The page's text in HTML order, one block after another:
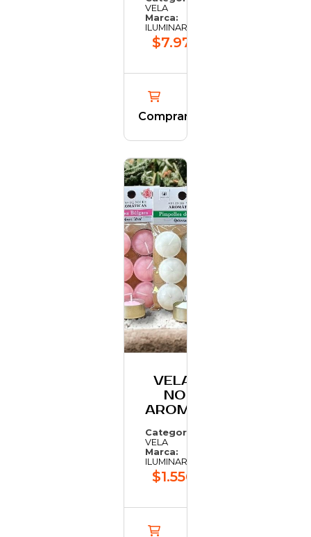
VELA
Marca:
ILUMINARTE
$7.979,83
Comprar
VELAS DE
NOCHE
AROMATICA
Categoría:
VELA
Marca:
ILUMINARTE
$1.556,86